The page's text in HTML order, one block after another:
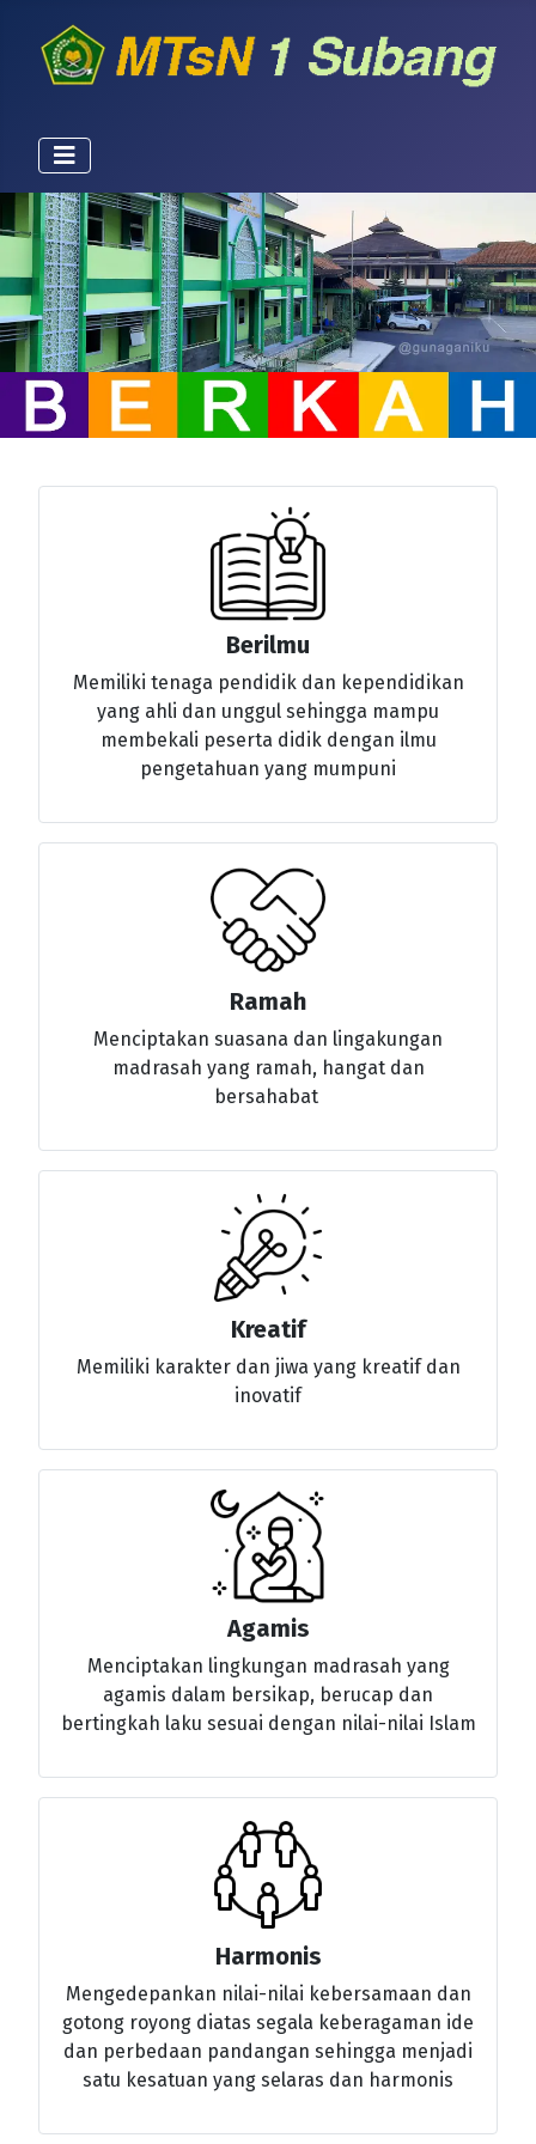
Berilmu
Memiliki tenaga pendidik dan kependidikan
yang ahli dan unggul sehingga mampu
membekali peserta didik dengan ilmu
pengetahuan yang mumpuni
Ramah
Menciptakan suasana dan lingakungan
madrasah yang ramah, hangat dan
bersahabat
Kreatif
Memiliki karakter dan jiwa yang kreatif dan
inovatif
Agamis
Menciptakan lingkungan madrasah yang
agamis dalam bersikap, berucap dan
bertingkah laku sesuai dengan nilai-nilai Islam
Harmonis
Mengedepankan nilai-nilai kebersamaan dan
gotong royong diatas segala keberagaman ide
dan perbedaan pandangan sehingga menjadi
satu kesatuan yang selaras dan harmonis